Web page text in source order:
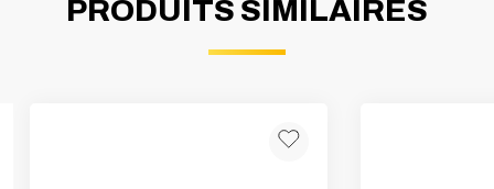
PRODUITS SIMILAIRES